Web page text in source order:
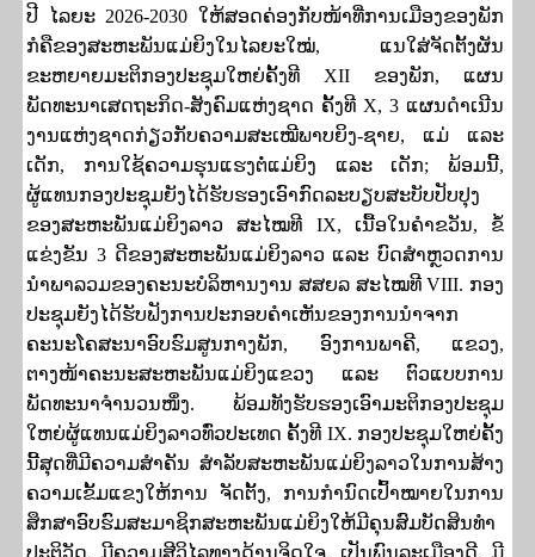
ປີ ໄລຍະ 2026-2030ໃຫ້ສອດຄ່ອງກັບໜ້າທີ່ການເມືອງຂອງພັກ
ກໍຄືຂອງສະຫະພັນແມ່ຍິງໃນໄລຍະໃໝ່, ແນໃສ່ຈັດຕັ້ງຜັນ
ຂະຫຍາຍມະຕິກອງປະຊຸມໃຫຍ່ຄັ້ງທີ XII ຂອງພັກ, ແຜນ
ພັດທະນາເສດຖະກິດ-ສັງຄົມແຫ່ງຊາດ ຄັ້ງທີ X, 3 ແຜນດໍາເນີນ
ງານແຫ່ງຊາດກ່ຽວກັບຄວາມສະເໝີພາບຍິງ-ຊາຍ, ແມ່ ແລະ
ເດັກ, ການໃຊ້ຄວາມຮຸນແຮງຕໍ່ແມ່ຍິງ ແລະ ເດັກ; ພ້ອມນີ້,
ຜູ້ແທນກອງປະຊຸມຍັງໄດ້ຮັບຮອງເອົາກົດລະບຽບສະບັບປັບປຸງ
ຂອງສະຫະພັນແມ່ຍິງລາວ ສະໄໝທີ IX, ເນື້ອໃນຄໍາຂວັນ, ຂໍ້
ແຂ່ງຂັນ 3 ດີຂອງສະຫະພັນແມ່ຍິງລາວ ແລະ ບົດສໍາຫຼວດການ
ນຳພາລວມຂອງຄະນະບໍລິຫານງານ ສສຍລ ສະໄໝທີVIII. ກອງ
ປະຊຸມຍັງໄດ້ຮັບຟັງການປະກອບຄໍາເຫັນຂອງການນຳຈາກ
ຄະນະໂຄສະນາອົບຮົມສູນກາງພັກ, ອົງການພາຄີ, ແຂວງ,
ຕາງໜ້າຄະນະສະຫະພັນແມ່ຍິງແຂວງ ແລະ ຕົວແບບການ
ພັດທະນາຈໍານວນໜຶ່ງ. ພ້ອມທັງຮັບຮອງເອົາມະຕິກອງປະຊຸມ
ໃຫຍ່ຜູ້ແທນແມ່ຍິງລາວທົ່ວປະເທດ ຄັ້ງທີ IX. ກອງປະຊຸມໃຫຍ່ຄັ້ງ
ນີ້ສຸດທີ່ມີຄວາມສໍາຄັນ ສໍາລັບສະຫະພັນແມ່ຍິງລາວໃນການສ້າງ
ຄວາມເຂັ້ມແຂງໃຫ້ການ ຈັດຕັ້ງ, ການກໍານົດເປົ້າໝາຍໃນການ
ສຶກສາອົບຮົມສະມາຊິກສະຫະພັນແມ່ຍິງໃຫ້ມີຄຸນສົມບັດສິນທໍາ
ປະຕິວັດ,ມີຄວາມສີວິໄລທາງດ້ານຈິດໃຈ, ເປັນພົນລະເມືອງດີ,ມີ